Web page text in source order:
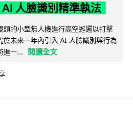
人臉識別精準執法
頭的小型無人機進行高空巡邏以打擊
於未來一年內引入 AI 人臉識別與行為
進一...
閱讀全文